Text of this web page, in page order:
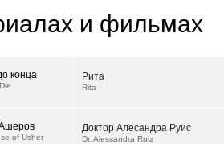
и фильмах
конца Рита
Rita
of Usher
Доктор Алесандра Руис
Dr. Alessandra Ruiz